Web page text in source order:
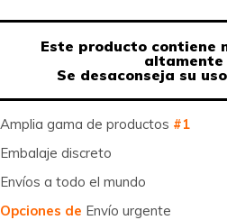
Este producto contiene
Se desaconseja su
Amplia gama de productos #1
Embalaje discreto
Envíos a todo el mundo
Opciones de Envío urgente